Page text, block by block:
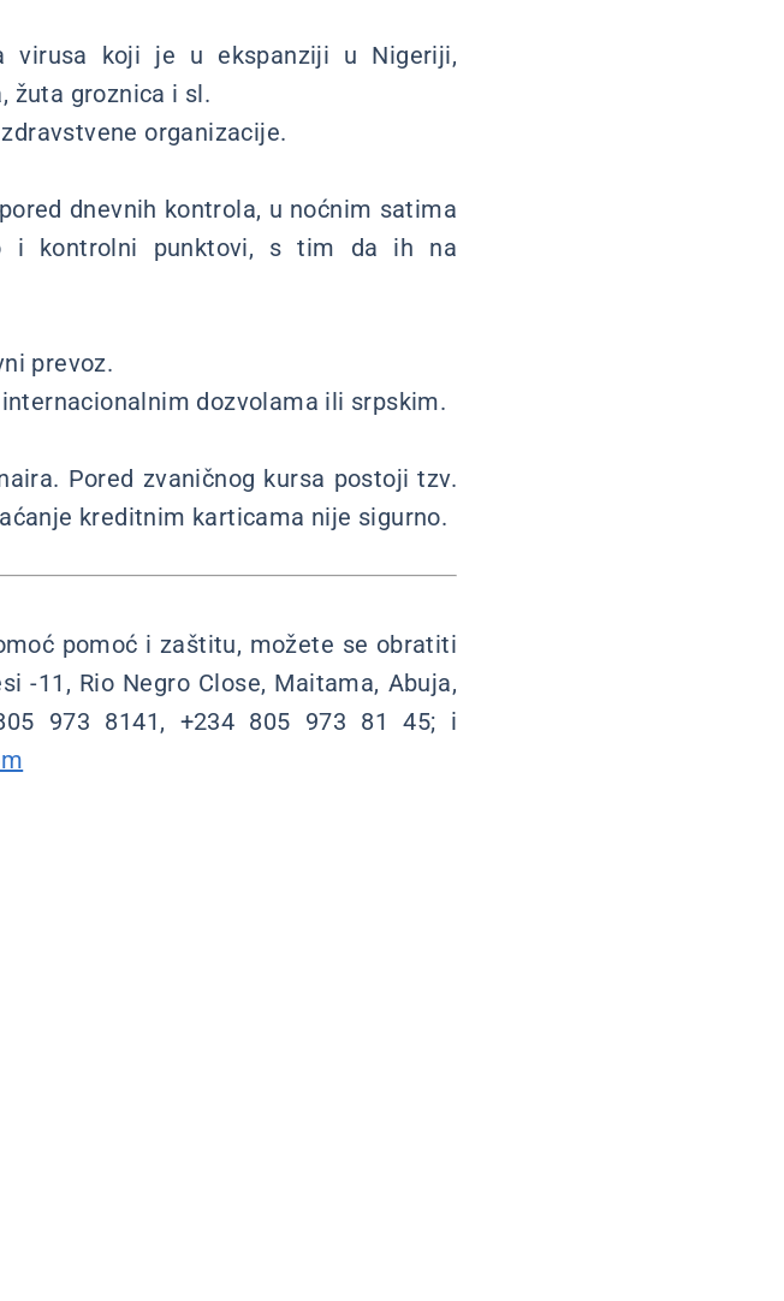
virusa koji je u ekspanziji u Nigeriji,
žuta groznica i sl.
organizacije.
dnevnih kontrola, u noćnim satima
i kontrolni punktovi, s tim da ih na
prevoz.
dozvolama ili srpskim.
Pored zvaničnog kursa postoji tzv.
kreditnim karticama nije sigurno.
pomoć i zaštitu, možete se obratiti
-11, Rio Negro Close, Maitama, Abuja,
973 8141, +234 805 973 81 45; i